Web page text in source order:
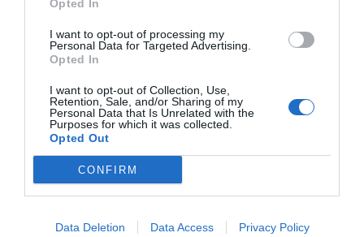
Opted In
I want to opt-out of processing my
Personal Data for Targeted Advertising.
Opted In
I want to opt-out of Collection, Use,
Retention, Sale, and/or Sharing of my
Personal Data that Is Unrelated with the
Purposes for which it was collected.
Opted Out
CONFIRM
Data Deletion Data Access Privacy Policy